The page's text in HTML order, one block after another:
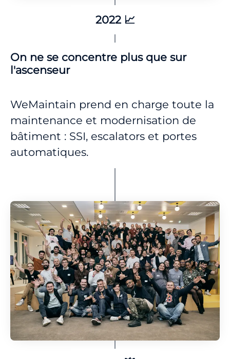
2022 📈
On ne se concentre plus que sur
l'ascenseur
WeMaintain prend en charge toute la
maintenance et modernisation de
bâtiment : SSI, escalators et portes
automatiques.